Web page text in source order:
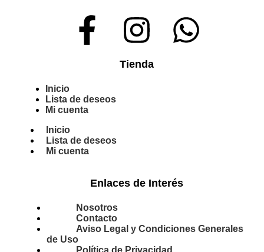
Tienda
Inicio
Lista de deseos
Mi cuenta
Inicio
Lista de deseos
Mi cuenta
Enlaces de Interés
Nosotros
Contacto
Aviso Legal y Condiciones Generales
de Uso